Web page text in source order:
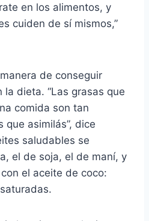
en los alimentos, y
cuiden de sí mismos,”
de conseguir
dieta. “Las grasas que
comida son tan
que asimilás”, dice
saludables se
el de soja, el de maní, y
el aceite de coco: